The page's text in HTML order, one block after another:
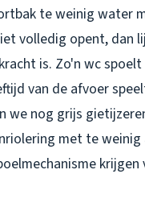
te weinig water
volledig opent, dan
is. Zo'n wc
van de afvoer
we nog grijs
met te weinig